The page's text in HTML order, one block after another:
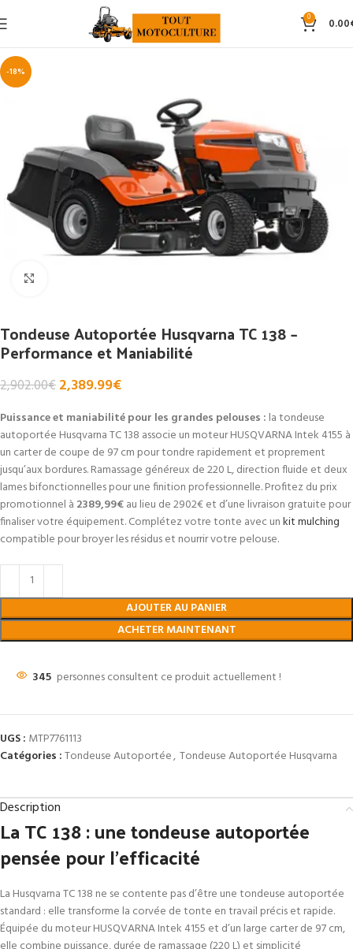
0 0.00
-18%
Tondeuse Autoportée Husqvarna TC 138 –
Performance et Maniabilité
2,902.00€2,389.99€
Puissance et maniabilité pour les grandes pelouses : la tondeuse
autoportée Husqvarna TC 138 associe un moteur HUSQVARNA Intek 4155 à
un carter de coupe de 97 cm pour tondre rapidement et proprement
jusqu’aux bordures. Ramassage généreux de 220 L, direction fluide et deux
lames bifonctionnelles pour une finition professionnelle. Profitez du prix
promotionnel à 2389,99€au lieu de 2902€ et d’une livraison gratuite pour
finaliser votre équipement. Complétez votre tonte avec unkit mulching
compatible pour broyer les résidus et nourrir votre pelouse.
AJOUTER AU PANIER
ACHETER MAINTENANT
345 personnes consultent ce produit actuellement !
UGS : MTP7761113
Catégories :Tondeuse Autoportée, Tondeuse Autoportée Husqvarna
Description
La TC 138 : une tondeuse autoportée
pensée pour l’efficacité
La Husqvarna TC 138 ne se contente pas d’être une tondeuse autoportée
standard : elle transforme la corvée de tonte en travail précis et rapide.
Équipée du moteur HUSQVARNA Intek 4155 et d’un large carter de 97 cm,